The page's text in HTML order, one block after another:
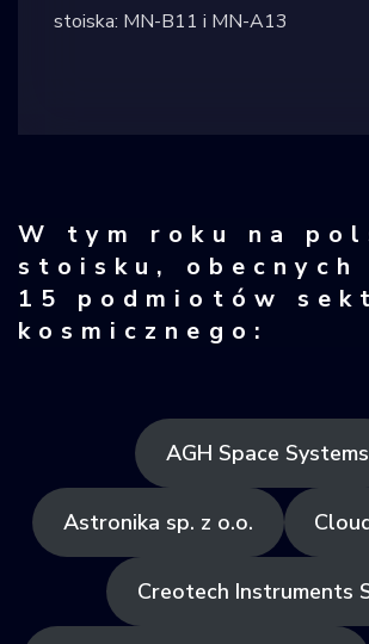
stoiska: MN-B11 i MN-A13
W tym roku na
stoisku, obecnych
15 podmiotów
kosmicznego:
AGH Space Systems
Astronika sp. z o.o.
Creotech Instruments